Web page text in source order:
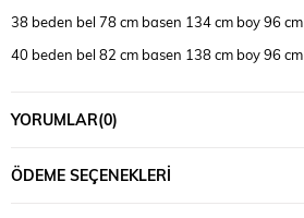
38 beden bel 78 cm basen 134 cm boy 96 cm
40 beden bel 82 cm basen 138 cm boy 96 cm
YORUMLAR(0)
ÖDEME SEÇENEKLERI